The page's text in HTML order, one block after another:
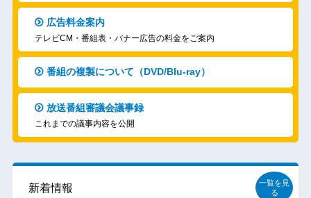
広告料金案内
テレビCM・番組表・バナー広告の料金をご案内
番組の複製について（DVD/Blu-ray）
放送番組審議会議事録
これまでの議事内容を公開
新着情報
一覧を見
る